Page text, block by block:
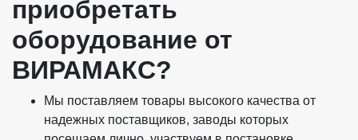
приобретать
оборудование от
ВИРАМАКС?
Мы поставляем товары высокого качества от
надежных поставщиков, заводы которых